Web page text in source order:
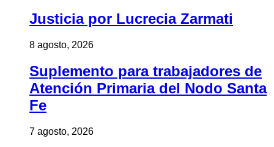
Justicia por Lucrecia Zarmati
8 agosto, 2026
Suplemento para trabajadores de
Atención Primaria del Nodo Santa
Fe
7 agosto, 2026